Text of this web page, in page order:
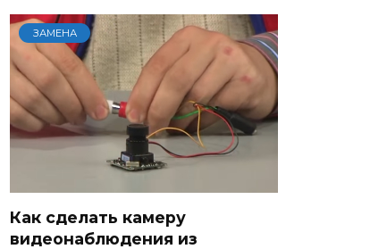
ЗАМЕНА
Как сделать камеру
видеонаблюдения из